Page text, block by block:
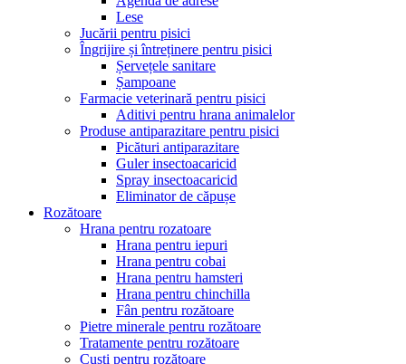
Lese
Jucării pentru pisici
Îngrijire și întreținere pentru pisici
Șervețele sanitare
Șampoane
Farmacie veterinară pentru pisici
Aditivi pentru hrana animalelor
Produse antiparazitare pentru pisici
Picături antiparazitare
Guler insectoacaricid
Spray insectoacaricid
Eliminator de căpușe
Rozătoare
Hrana pentru rozatoare
Hrana pentru iepuri
Hrana pentru cobai
Hrana pentru hamsteri
Hrana pentru chinchilla
Fân pentru rozătoare
Pietre minerale pentru rozătoare
Tratamente pentru rozătoare
Cuști pentru rozătoare